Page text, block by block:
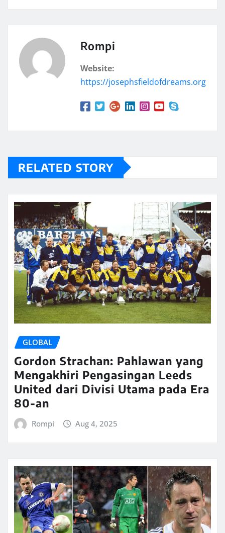
Rompi
Website:
https://josephsfieldofdreams.org
RELATED STORY
GLOBAL
Gordon Strachan: Pahlawan yang
Mengakhiri Pengasingan Leeds
United dari Divisi Utama pada Era
80-an
Rompi Aug 4, 2025